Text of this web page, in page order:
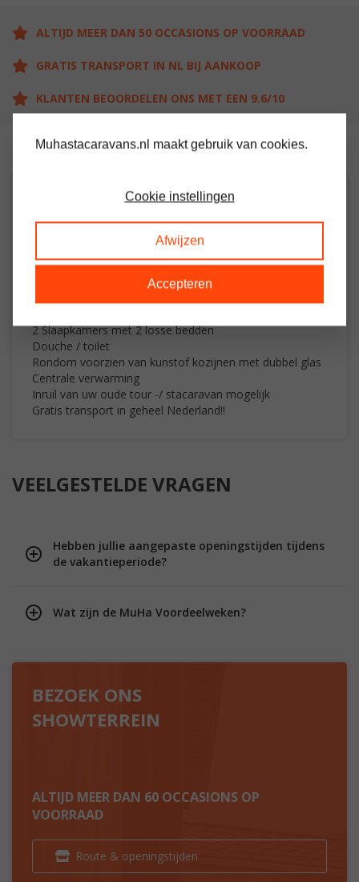
ALTIJD MEER DAN 50 OCCASIONS OP VOORRAAD
GRATIS TRANSPORT IN NL BIJ AANKOOP
KLANTEN BEOORDELEN ONS MET EEN 9.6/10
OMSCHRIJVING
Ruime stacaravan met 3 slaapkamers
Woon / leefruimte met electrische kachel
Keuken met oven / grill en koelkast
2 Slaapkamers met 2 losse bedden
Douche / toilet
Rondom voorzien van kunstof kozijnen met dubbel glas
Centrale verwarming
Inruil van uw oude tour -/ stacaravan mogelijk
Gratis transport in geheel Nederland!!
VEELGESTELDE VRAGEN
Hebben jullie aangepaste openingstijden tijdens
de vakantieperiode?
Wat zijn de MuHa Voordeelweken?
BEZOEK ONS
SHOWTERREIN
ALTIJD MEER DAN 60 OCCASIONS OP
VOORRAAD
Route & openingstijden
Muhastacaravans.nl maakt gebruik van cookies.
Cookie instellingen
Afwijzen
Accepteren